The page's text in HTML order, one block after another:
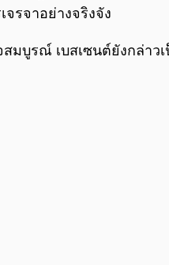
รจาอย่างจริงจัง
มบูรณ์ เบสเซนต์ยังกล่า